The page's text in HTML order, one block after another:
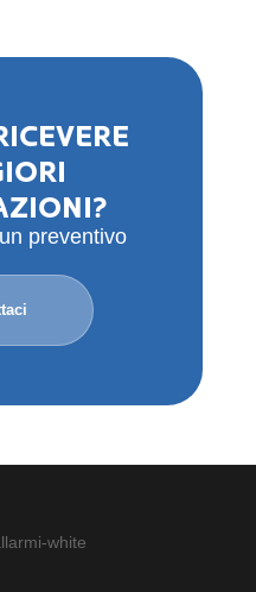
preventivo